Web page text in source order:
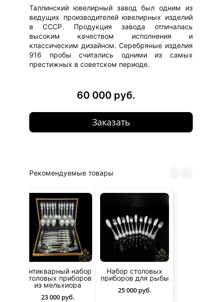
Таллинский ювелирный завод был одним из
ведущих производителей ювелирных изделий
в СССР. Продукция завода отличалась
высоким качеством исполнения и
классическим дизайном. Серебряные изделия
916 пробы считались одними из самых
престижных в советском периоде.
60 000 руб.
Заказать
Рекомендуемые товары
Антикварный набор
столовых приборов
из мельхиора
23 000 руб.
Набор столовых
приборов для рыбы
25 000 руб.